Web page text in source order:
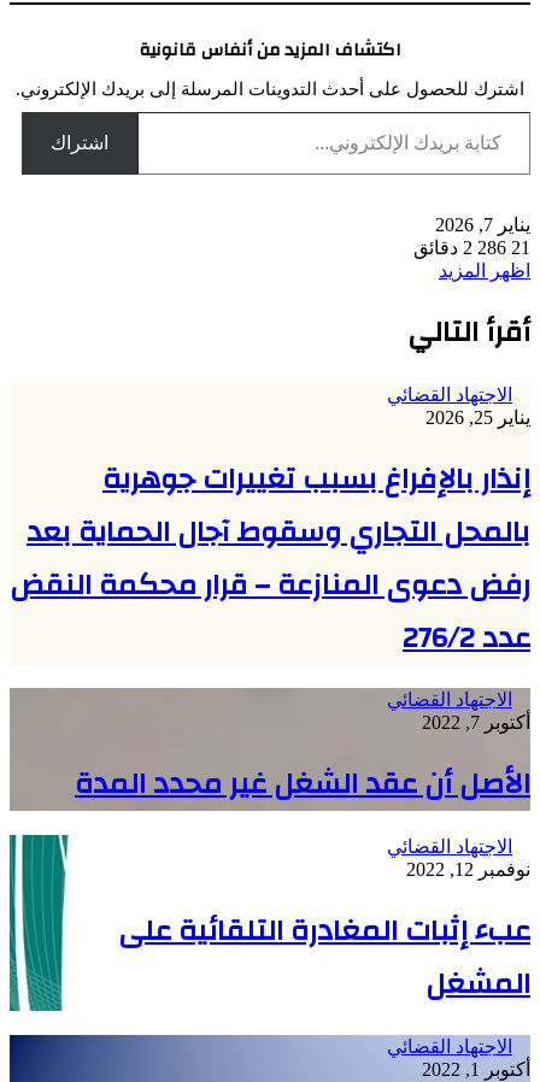
اكتشاف المزيد من أنفاس قانونية
اشترك للحصول على أحدث التدوينات المرسلة إلى بريدك الإلكتروني.
كتابة بريدك الإلكتروني...
اشتراك
يناير 7, 2026
21
2 دقائق
اظهر المزيد
أقرأ التالي
الاجتهاد القضائي
يناير 25, 2026
إنذار بالإفراغ بسبب تغييرات جوهرية
بالمحل التجاري وسقوط آجال الحماية بعد
رفض دعوى المنازعة – قرار محكمة النقض
عدد 276/2
الاجتهاد القضائي
أكتوبر 7, 2022
الأصل أن عقد الشغل غير محدد المدة
الاجتهاد القضائي
نوفمبر 12, 2022
عبء إثبات المغادرة التلقائية على
المشغل
الاجتهاد القضائي
أكتوبر 1, 2022